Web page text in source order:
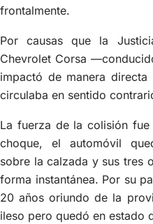
frontalmente.
Por causas que la
Chevrolet Corsa
impactó de manera
circulaba en sentido
La fuerza de la colisión
choque, el automóvil
sobre la calzada y sus tres
forma instantánea. Por su
20 años oriundo de la
ileso pero quedó en estado